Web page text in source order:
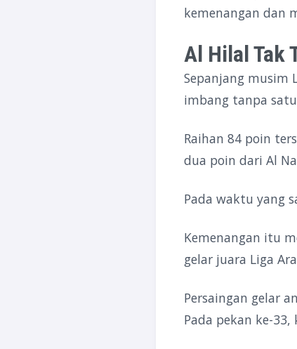
kemenangan dan
Al Hilal Tak
Sepanjang musim
imbang tanpa
Raihan 84 poin
dua poin dari Al
Pada waktu yang
Kemenangan itu
gelar juara Liga
Persaingan gelar
Pada pekan ke-